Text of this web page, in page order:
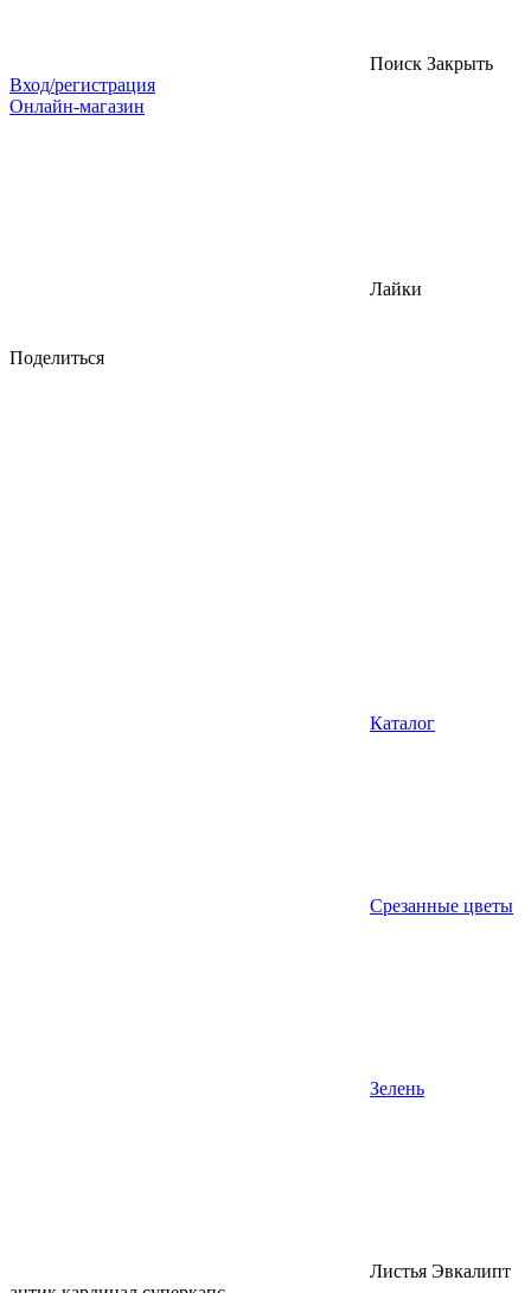
Поиск Закрыть
Вход/регистрация
Онлайн-магазин
Лайки
Поделиться
Каталог
Срезанные цветы
Зелень
Листья Эвкалипт